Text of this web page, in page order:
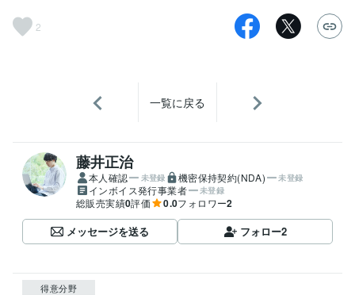
2
一覧に戻る
藤井正治
本人確認 未登録 機密保持契約(NDA) 未登録
インボイス発行事業者 未登録
総販売実績0評価 0.0フォロワー2
メッセージを送る フォロー2
得意分野